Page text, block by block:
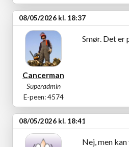
08/05/2026 kl. 18:37
Cancerman
Superadmin
E-peen: 4574
Smør. Det
08/05/2026 kl. 18:41
Nej, men